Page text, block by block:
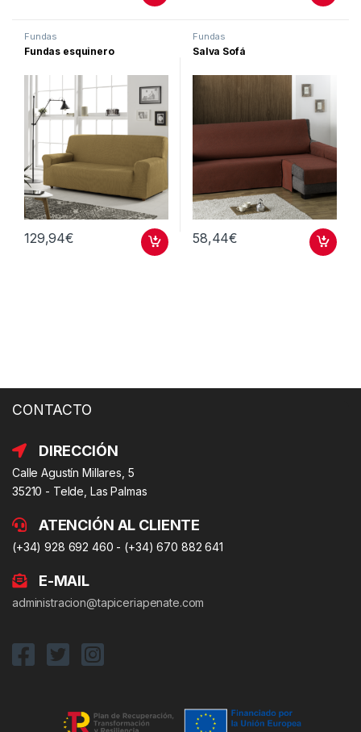
Fundas
Fundas esquinero
129,94€
Fundas
Salva Sofá
58,44€
CONTACTO
DIRECCIÓN
Calle Agustín Millares, 5
35210 - Telde, Las Palmas
ATENCIÓN AL CLIENTE
(+34) 928 692 460 - (+34) 670 882 641
E-MAIL
administracion@tapiceriapenate.com